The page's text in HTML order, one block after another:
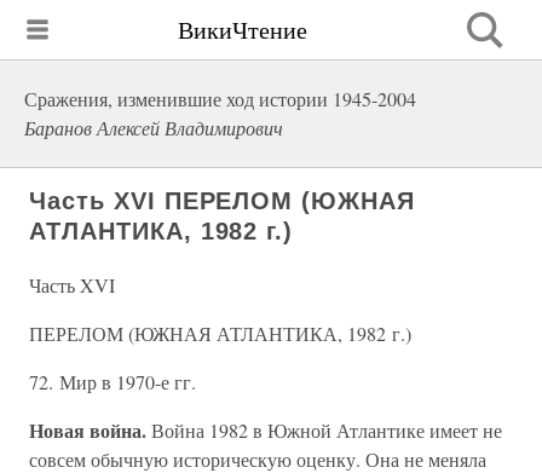
ВикиЧтение
Сражения, изменившие ход истории 1945-2004
Баранов Алексей Владимирович
Часть XVI ПЕРЕЛОМ (ЮЖНАЯ
АТЛАНТИКА, 1982 г.)
Часть XVI
ПЕРЕЛОМ (ЮЖНАЯ АТЛАНТИКА, 1982 г.)
72. Мир в 1970-е гг.
Новая война.Война 1982 в Южной Атлантике имеет не
совсем обычную историческую оценку. Она не меняла